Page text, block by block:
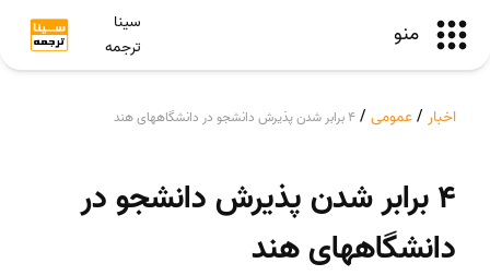
منو
سینا
ترجمه
اخبار /عمومی / 4 برابر شدن پذیرش دانشجو در دانشگاههای هند
4 برابر شدن پذیرش دانشجو در
دانشگاههای هند